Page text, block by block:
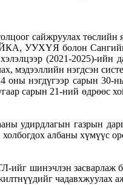
УУХҮЯ болон Сангийн
хэлэлцээр (2021-2025)-
мэдээллийн нэгдсэн
оны нэгдүгээр
сарын 21-ний өдрөөс
удирдлагын газрын
албаны хүмүүс
ийг шинэчлэн
чадавхжуулах